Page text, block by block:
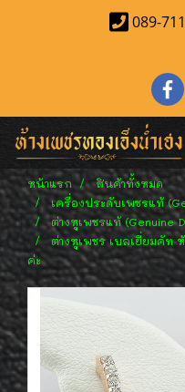
089-
หน้าแรก
สินค้าทั้งหมด
เครื่องประดับเพชรแท้
ต่างหูเพชรแท้ (Genuine
ต่างหูเพชร เบลเยี่ยมคัท
ค่ะ